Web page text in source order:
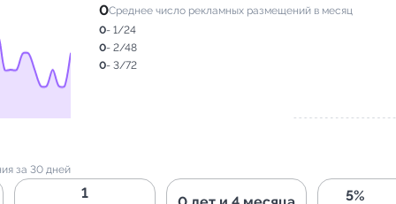
0Среднее число рекламных размещений в месяц
0- 1/24
0- 2/48
0- 3/72
за 30 дней
1 5%